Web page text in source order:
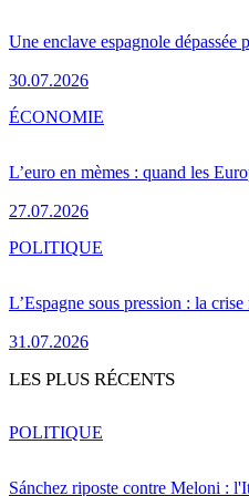
Une enclave espagnole
30.07.2026
L’euro en mèmes : quand les
27.07.2026
ÉCONOMIE
L’Espagne sous pression : la
31.07.2026
POLITIQUE
LES PLUS RÉCENTS
Sánchez riposte contre Meloni :
POLITIQUE